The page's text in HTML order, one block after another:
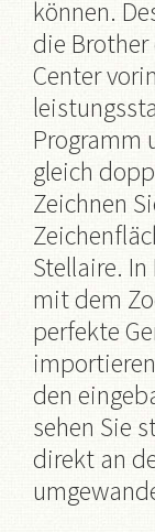
können.
die Brother
Center
Programm
gleich
Zeichnen
Stellaire. In
mit dem
perfekte
den
sehen Sie
direkt an